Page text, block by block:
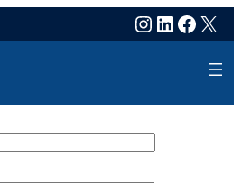
Instagram
LinkedIn
X